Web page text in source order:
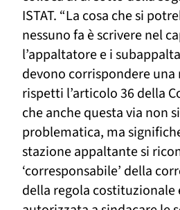
ISTAT. “La cosa che si
nessuno fa è scrivere nel
l’appaltatore e i
devono corrispondere
rispetti l’articolo 36 della
che anche questa via non
problematica, ma
stazione appaltante si
‘corresponsabile’ della
della regola costituzionale